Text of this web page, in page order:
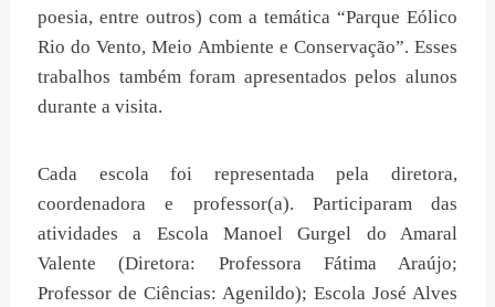
poesia, entre outros) com a temática “Parque Eólico
Rio do Vento, Meio Ambiente e Conservação”. Esses
trabalhos também foram apresentados pelos alunos
durante a visita.
Cada escola foi representada pela diretora,
coordenadora e professor(a). Participaram das
atividades a Escola Manoel Gurgel do Amaral
Valente (Diretora: Professora Fátima Araújo;
Professor de Ciências: Agenildo); Escola José Alves